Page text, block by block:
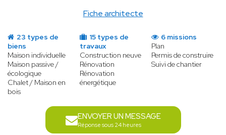
Fiche architecte
23 types de
biens
Maison individuelle
Maison passive /
écologique
Chalet / Maison en
bois
15 types de
travaux
Construction neuve
Rénovation
Rénovation
énergétique
6 missions
Plan
Permis de construire
Suivi de chantier
ENVOYER UN MESSAGE
Réponse sous 24 heures